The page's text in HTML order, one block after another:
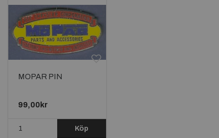
MOPAR PIN
99,00kr
Köp